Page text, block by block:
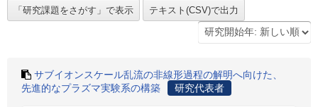
サブイオンスケール乱流の非線形過程の解明へ向けた、
先進的なプラズマ実験系の構築
研究代表者